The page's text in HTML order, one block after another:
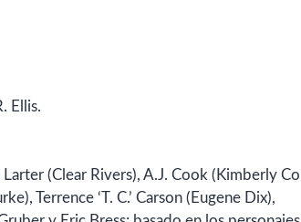
Ellis.
Larter (Clear Rivers), A.J. Cook (Kimberly
Terrence ‘T. C.’ Carson (Eugene Dix),